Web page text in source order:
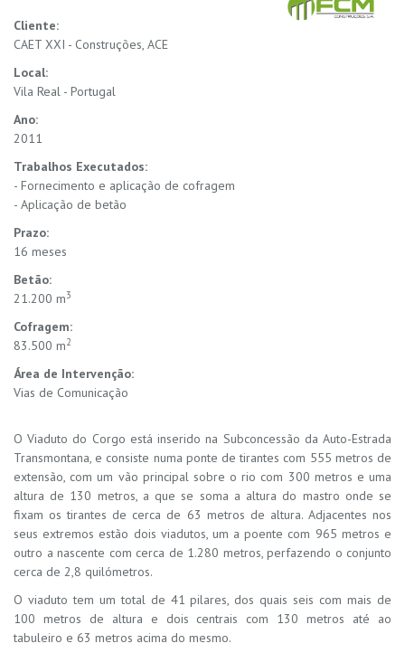
Cliente:
CAET XXI - Construções, ACE
Local:
Vila Real - Portugal
Ano:
2011
Trabalhos Executados:
- Fornecimento e aplicação de cofragem
- Aplicação de betão
Prazo:
16 meses
Betão:
21.200 m3
Cofragem:
83.500 m2
Área de Intervenção:
Vias de Comunicação
O Viaduto do Corgo está inserido na Subconcessão da Auto-Estrada
Transmontana, e consiste numa ponte de tirantes com 555 metros de
extensão, com um vão principal sobre o rio com 300 metros e uma
altura de 130 metros, a que se soma a altura do mastro onde se
fixam os tirantes de cerca de 63 metros de altura. Adjacentes nos
seus extremos estão dois viadutos, um a poente com 965 metros e
outro a nascente com cerca de 1.280 metros, perfazendo o conjunto
cerca de 2,8 quilómetros.
O viaduto tem um total de 41 pilares, dos quais seis com mais de
100 metros de altura e dois centrais com 130 metros até ao
tabuleiro e 63 metros acima do mesmo.